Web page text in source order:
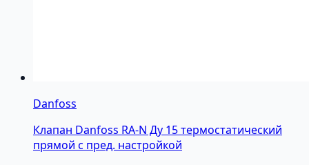
Danfoss
Клапан Danfoss RA-N Ду 15 термостатический
прямой с пред. настройкой